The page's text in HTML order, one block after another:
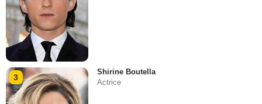
3
Shirine Boutella
Actrice